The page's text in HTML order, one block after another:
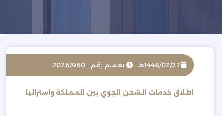
1448/02/22هـ تعميم رقم : 2026/960
اطلاق خدمات الشحن الجوي بين المملكة واستراليا